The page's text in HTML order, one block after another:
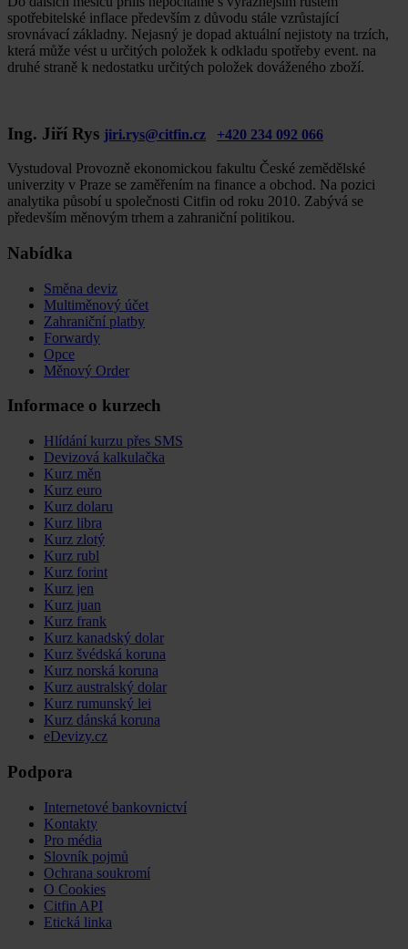
spotřebitelské inflace především z důvodu stále vzrůstající
srovnávací základny. Nejasný je dopad aktuální nejistoty na trzích,
která může vést u určitých položek k odkladu spotřeby event. na
druhé straně k nedostatku určitých položek dováženého zboží.
Ing. Jiří Rys jiri.rys@citfin.cz +420 234 092 066
Vystudoval Provozně ekonomickou fakultu České zemědělské
univerzity v Praze se zaměřením na finance a obchod. Na pozici
analytika působí u společnosti Citfin od roku 2010. Zabývá se
především měnovým trhem a zahraniční politikou.
Nabídka
Směna deviz
Multiměnový účet
Zahraniční platby
Forwardy
Opce
Měnový Order
Informace o kurzech
Hlídání kurzu přes SMS
Devizová kalkulačka
Kurz měn
Kurz euro
Kurz dolaru
Kurz libra
Kurz zlotý
Kurz rubl
Kurz forint
Kurz jen
Kurz juan
Kurz frank
Kurz kanadský dolar
Kurz švédská koruna
Kurz norská koruna
Kurz australský dolar
Kurz rumunský lei
Kurz dánská koruna
eDevizy.cz
Podpora
Internetové bankovnictví
Kontakty
Pro média
Slovník pojmů
Ochrana soukromí
O Cookies
Citfin API
Etická linka